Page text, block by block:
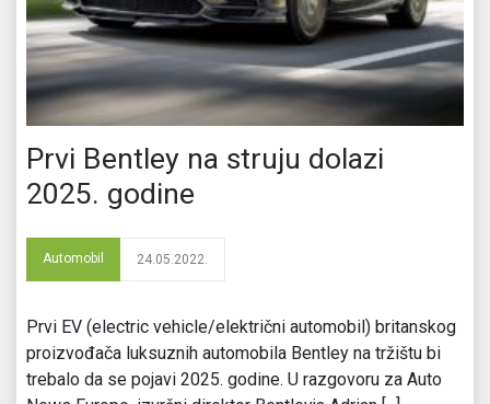
Prvi Bentley na struju dolazi
2025. godine
Automobil 24.05.2022.
Prvi EV (electric vehicle/električni automobil) britanskog
proizvođača luksuznih automobila Bentley na tržištu bi
trebalo da se pojavi 2025. godine. U razgovoru za Auto